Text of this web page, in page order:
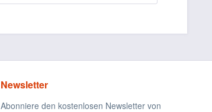
Newsletter
Abonniere den kostenlosen Newsletter von